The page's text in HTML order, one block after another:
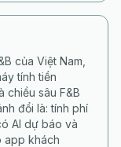
của Việt Nam,
tính tiền
chiều sâu F&B
đổi là: tính phí
AI dự báo và
app khách